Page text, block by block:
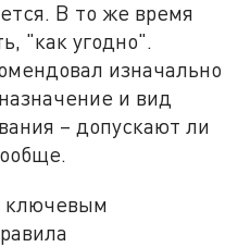
В то же время
"как угодно".
изначально
и вид
– допускают ли
ключевым